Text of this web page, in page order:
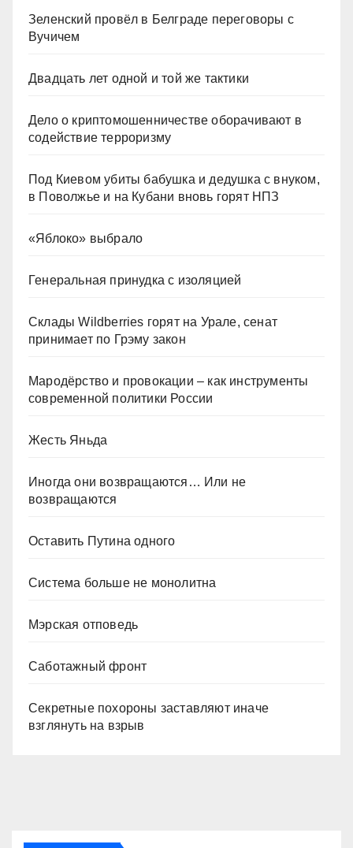
Зеленский провёл в Белграде переговоры с
Вучичем
Двадцать лет одной и той же тактики
Дело о криптомошенничестве оборачивают в
содействие терроризму
Под Киевом убиты бабушка и дедушка с внуком,
в Поволжье и на Кубани вновь горят НПЗ
«Яблоко» выбрало
Генеральная принудка с изоляцией
Склады Wildberries горят на Урале, сенат
принимает по Грэму закон
Мародёрство и провокации – как инструменты
современной политики России
Жесть Яньда
Иногда они возвращаются… Или не
возвращаются
Оставить Путина одного
Система больше не монолитна
Мэрская отповедь
Саботажный фронт
Секретные похороны заставляют иначе
взглянуть на взрыв